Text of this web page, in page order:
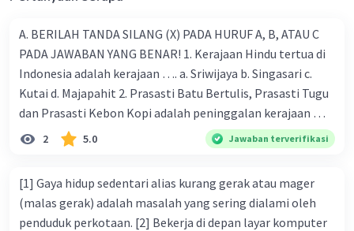
A. BERILAH TANDA SILANG (X) PADA HURUF A, B, ATAU C
PADA JAWABAN YANG BENAR! 1. Kerajaan Hindu tertua di
Indonesia adalah kerajaan …. a. Sriwijaya b. Singasari c.
Kutai d. Majapahit 2. Prasasti Batu Bertulis, Prasasti Tugu
dan Prasasti Kebon Kopi adalah peninggalan kerajaan ….
a. Majapahit b. Demak c. Tarumanegara d. Gowa-Tallo 3.
Kerajaan Mataram Islam mencapai puncak kejayaan pada
Sultan Ageng Tirtayasa d. Sultan Hasanudin 4. Kerajaan
Islam pertama di Indonesia adalah …. a. Aceh b. Demak c.
2 5.0 Jawaban terverifikasi
[1] Gaya hidup sedentari alias kurang gerak atau mager
(malas gerak) adalah masalah yang sering dialami oleh
penduduk perkotaan. [2] Bekerja di depan layar komputer